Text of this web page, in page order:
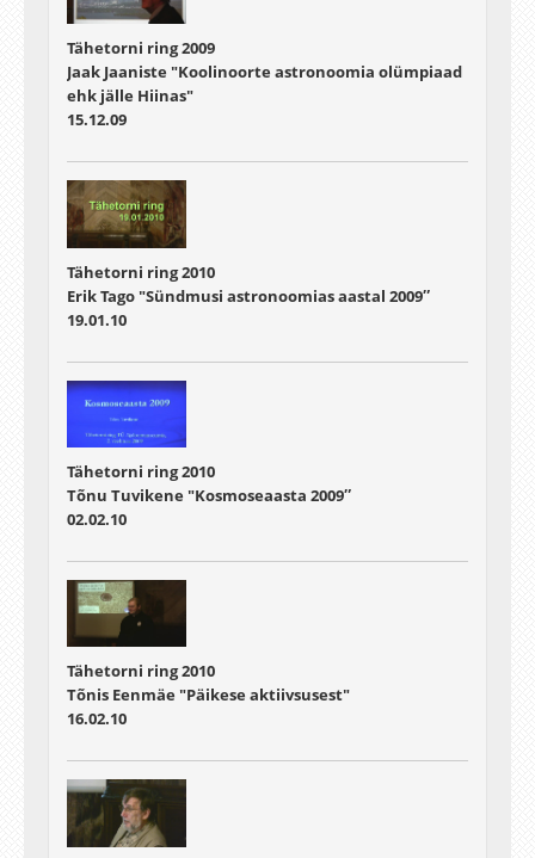
Tähetorni ring 2009
Jaak Jaaniste "Koolinoorte astronoomia olümpiaad
ehk jälle Hiinas"
15.12.09
Tähetorni ring 2010
Erik Tago "Sündmusi astronoomias aastal 2009″
19.01.10
Tähetorni ring 2010
Tõnu Tuvikene "Kosmoseaasta 2009″
02.02.10
Tähetorni ring 2010
Tõnis Eenmäe "Päikese aktiivsusest"
16.02.10